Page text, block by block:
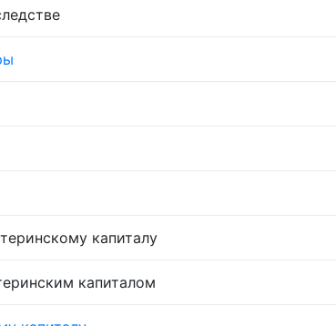
капиталу
капиталом